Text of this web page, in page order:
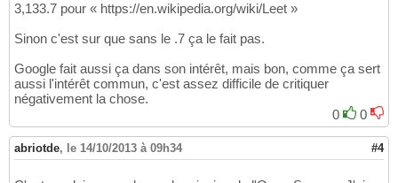
3,133.7 pour « https://en.wikipedia.org/wiki/Leet »
Sinon c'est sur que sans le .7 ça le fait pas.
Google fait aussi ça dans son intérêt, mais bon, comme ça sert
aussi l'intérêt commun, c'est assez difficile de critiquer
négativement la chose.
0
0
abriotde, le 14/10/2013 à 09h34 #4